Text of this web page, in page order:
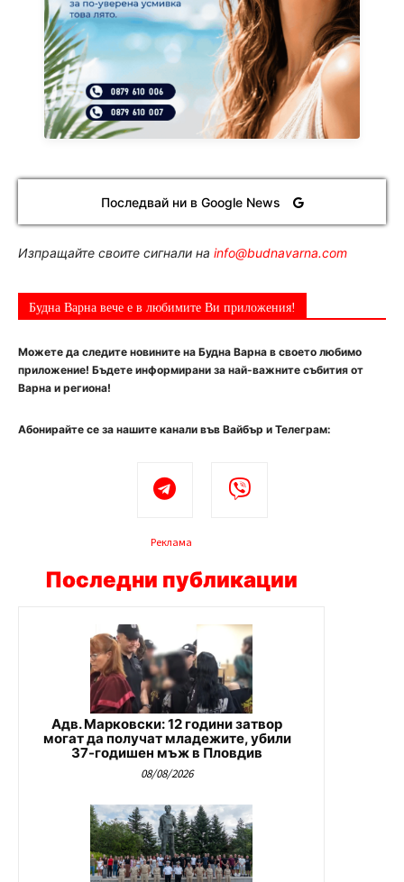
Последвай ни в Google News
Изпращайте своите сигнали на info@budnavarna.com
Будна Варна вече е в любимите Ви приложения!
Можете да следите новините на Будна Варна в своето любимо
приложение! Бъдете информирани за най-важните събития от
Варна и региона!
Абонирайте се за нашите канали във Вайбър и Телеграм:
Реклама
Последни публикации
Адв. Марковски: 12 години затвор
могат да получат младежите, убили
37-годишен мъж в Пловдив
08/08/2026